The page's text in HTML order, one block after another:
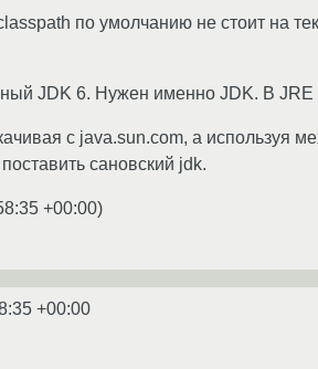
по умолчанию не стоит на
JDK 6. Нужен именно JDK. В JRE
с java.sun.com, а используя
сановский jdk.
+00:00)
+00:00